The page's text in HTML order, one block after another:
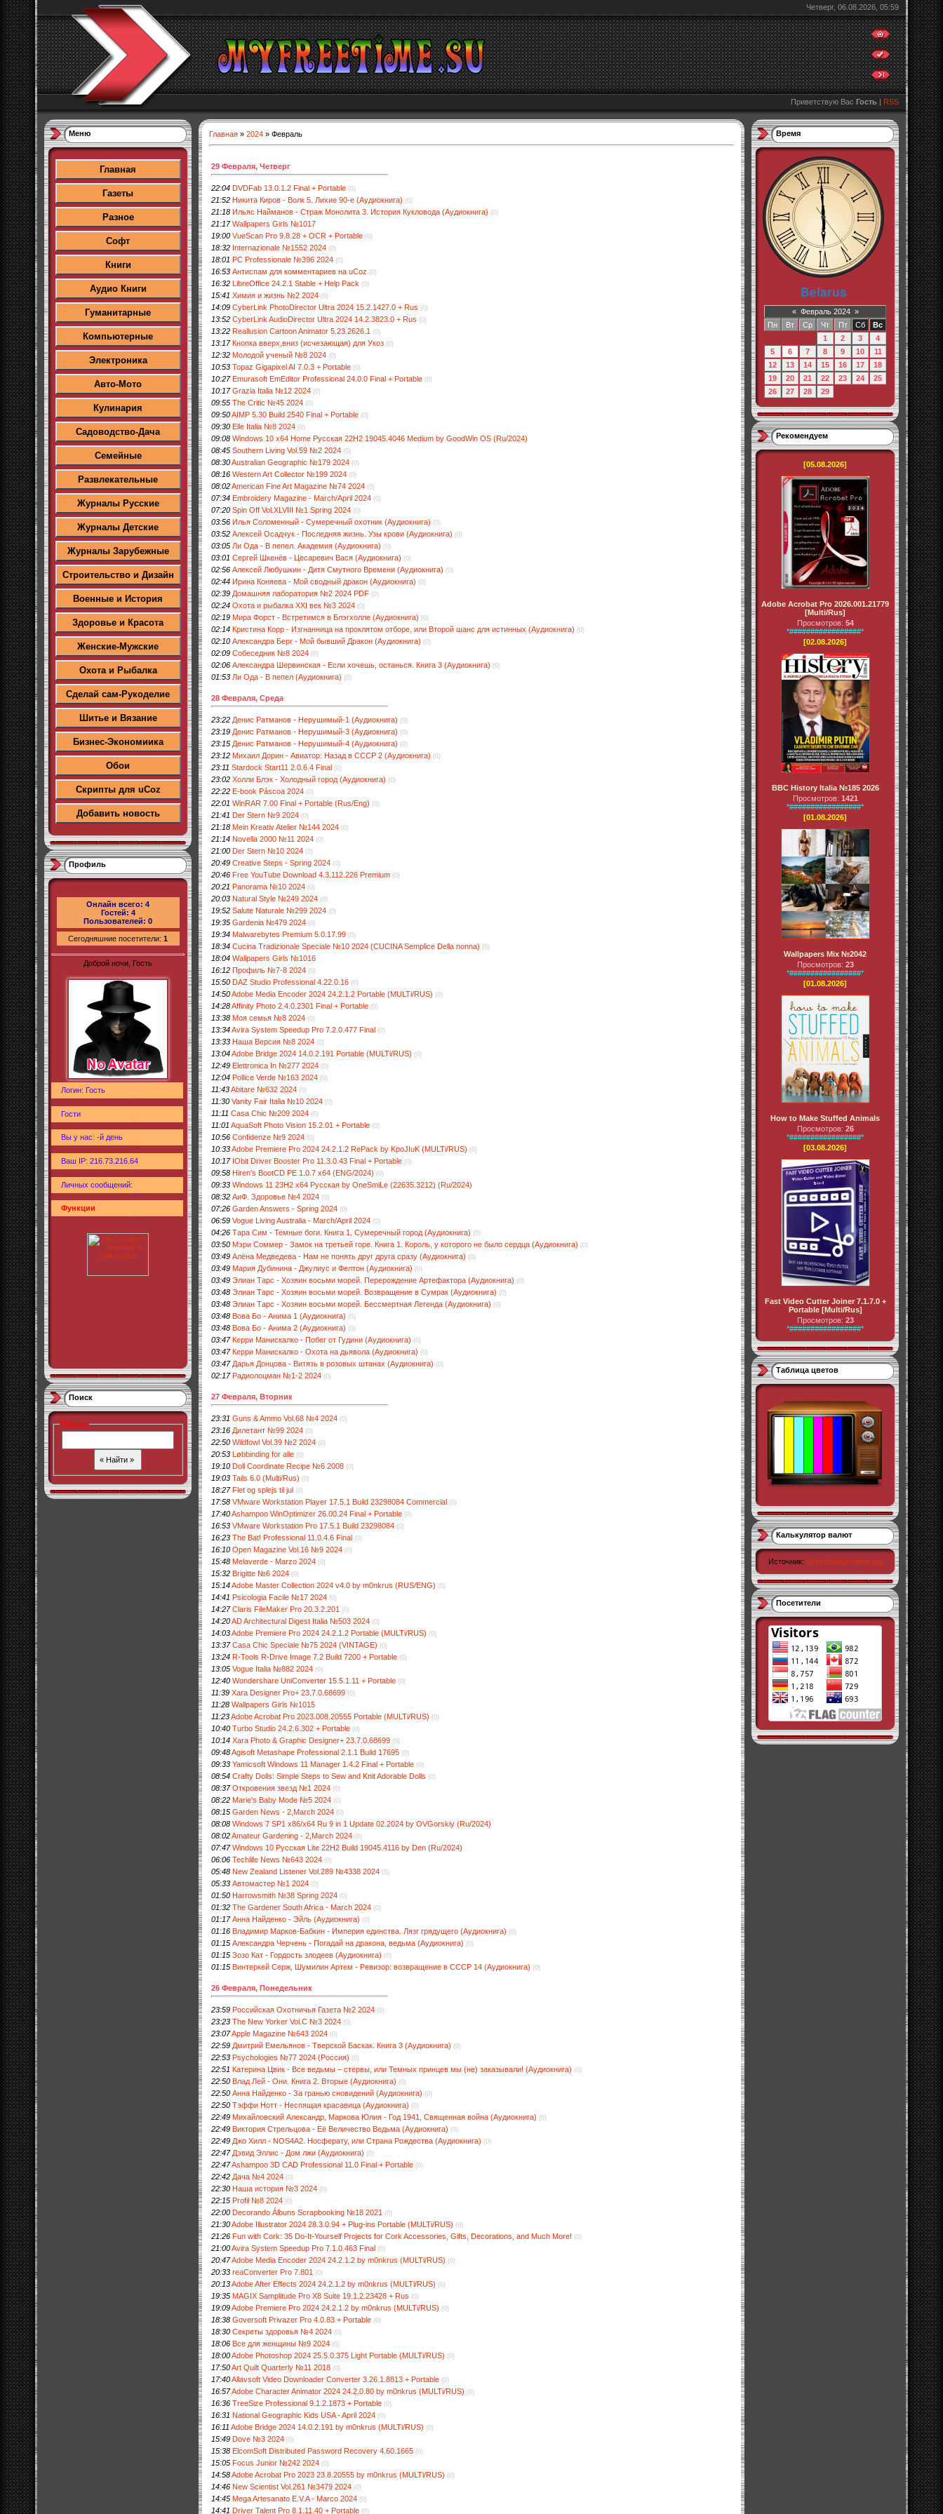
Четверг, 06.08.2026, 05:59
Приветствую Вас Гость | RSS
Меню
Главная
Газеты
Разное
Софт
Книги
Аудио Книги
Гуманитарные
Компьютерные
Электроника
Авто-Мото
Кулинария
Садоводство-Дача
Семейные
Развлекательные
Журналы Русские
Журналы Детские
Журналы Зарубежные
Строительство и Дизайн
Военные и История
Здоровье и Красота
Женские-Мужские
Охота и Рыбалка
Сделай сам-Рукоделие
Шитье и Вязание
Бизнес-Экономиика
Обои
Скрипты для uCoz
Добавить новость
Профиль
Онлайн всего: 4
Гостей: 4
Пользователей: 0
Сегодняшние посетители: 1
Доброй ночи, Гость
Логин: Гость
Гости
Вы у нас: -й день
Ваш IP: 216.73.216.64
Личных сообщений:
Функции
Поиск
Поиск:
Главная » 2024 » Февраль
29 Февраля, Четверг
22:04 DVDFab 13.0.1.2 Final + Portable (0)
21:52 Никита Киров - Волк 5. Лихие 90-е (Аудиокнига) (0)
21:18 Ильяс Найманов - Страж Монолита 3. История Кукловода (Аудиокнига) (0)
21:17 Wallpapers Girls №1017
19:00 VueScan Pro 9.8.28 + OCR + Portable (0)
18:32 Internazionale №1552 2024 (0)
18:01 PC Professionale №396 2024 (0)
16:53 Антиспам для комментариев на uCoz (0)
16:32 LibreOffice 24.2.1 Stable + Help Pack (0)
15:41 Химия и жизнь №2 2024 (0)
14:09 CyberLink PhotoDirector Ultra 2024 15.2.1427.0 + Rus (0)
13:52 CyberLink AudioDirector Ultra 2024 14.2.3823.0 + Rus (0)
13:22 Reallusion Cartoon Animator 5.23.2626.1 (0)
13:17 Кнопка вверх,вниз (исчезающая) для Укоз (0)
12:32 Молодой ученый №8 2024 (0)
10:53 Topaz Gigapixel AI 7.0.3 + Portable (0)
10:27 Emurasoft EmEditor Professional 24.0.0 Final + Portable (0)
10:17 Grazia Italia №12 2024 (0)
09:55 The Critic №45 2024 (0)
09:50AIMP 5.30 Build 2540 Final + Portable (0)
09:30 Elle Italia №8 2024 (0)
09:08 Windows 10 x64 Home Русская 22H2 19045.4046 Medium by GoodWin OS (Ru/2024)
08:45 Southern Living Vol.59 №2 2024 (0)
08:30Australian Geographic №179 2024 (0)
08:16 Western Art Collector №199 2024 (0)
08:02American Fine Art Magazine №74 2024 (0)
07:34 Embroidery Magazine - March/April 2024 (0)
07:20 Spin Off Vol.XLVIII №1 Spring 2024 (0)
03:56 Илья Соломенный - Сумеречный охотник (Аудиокнига) (0)
03:52 Алексей Осадчук - Последняя жизнь. Узы крови (Аудиокнига) (0)
03:05 Ли Ода - В пепел. Академия (Аудиокнига) (0)
03:01 Сергей Шкенёв - Цесаревич Вася (Аудиокнига) (0)
02:56 Алексей Любушкин - Дитя Смутного Времени (Аудиокнига) (0)
02:44 Ирина Коняева - Мой сводный дракон (Аудиокнига) (0)
02:39 Домашняя лаборатория №2 2024 PDF (0)
02:24 Охота и рыбалка ХХI век №3 2024 (0)
02:19 Мира Форст - Встретимся в Блэгхолле (Аудиокнига) (0)
02:14 Кристина Корр - Изгнанница на проклятом отборе, или Второй шанс для истинных (Аудиокнига) (0)
02:10 Александра Берг - Мой бывший Дракон (Аудиокнига) (0)
02:09 Собеседник №8 2024 (0)
02:06 Александра Шервинская - Если хочешь, останься. Книга 3 (Аудиокнига) (0)
01:53 Ли Ода - В пепел (Аудиокнига) (0)
28 Февраля, Среда
23:22 Денис Ратманов - Нерушимый-1 (Аудиокнига) (0)
23:19 Денис Ратманов - Нерушимый-3 (Аудиокнига) (0)
23:15 Денис Ратманов - Нерушимый-4 (Аудиокнига) (0)
23:12 Михаил Дорин - Авиатор: Назад в СССР 2 (Аудиокнига) (0)
23:11 Stardock Start11 2.0.6.4 Final (0)
23:02 Холли Блэк - Холодный город (Аудиокнига) (0)
22:22 E-book Páscoa 2024 (0)
22:01 WinRAR 7.00 Final + Portable (Rus/Eng) (0)
21:41 Der Stern №9 2024 (0)
21:18 Mein Kreativ Atelier №144 2024 (0)
21:14 Novella 2000 №11 2024 (0)
21:00 Der Stern №10 2024 (0)
20:49 Creative Steps - Spring 2024 (0)
20:46 Free YouTube Download 4.3.112.226 Premium (0)
20:21 Panorama №10 2024 (0)
20:03 Natural Style №249 2024 (0)
19:52 Salute Naturale №299 2024 (0)
19:35 Gardenia №479 2024 (0)
19:34 Malwarebytes Premium 5.0.17.99 (0)
18:34 Cucina Tradizionale Speciale №10 2024 (CUCINA Semplice Della nonna) (0)
18:04 Wallpapers Girls №1016
16:12 Профиль №7-8 2024 (0)
15:50 DAZ Studio Professional 4.22.0.16 (0)
14:50Adobe Media Encoder 2024 24.2.1.2 Portable (MULTi/RUS) (0)
14:28Affinity Photo 2.4.0.2301 Final + Portable (0)
13:38 Моя семья №8 2024 (0)
13:34Avira System Speedup Pro 7.2.0.477 Final (0)
13:33 Наша Версия №8 2024 (0)
13:04Adobe Bridge 2024 14.0.2.191 Portable (MULTi/RUS) (0)
12:49 Elettronica In №277 2024 (0)
12:04 Pollice Verde №163 2024 (0)
11:43Abitare №632 2024 (0)
11:30 Vanity Fair Italia №10 2024 (0)
11:11 Casa Chic №209 2024 (0)
11:01 AquaSoft Photo Vision 15.2.01 + Portable (0)
10:56 Confidenze №9 2024 (0)
10:33Adobe Premiere Pro 2024 24.2.1.2 RePack by KpoJIuK (MULTi/RUS) (0)
10:17 IObit Driver Booster Pro 11.3.0.43 Final + Portable (0)
09:58 Hiren’s BootCD PE 1.0.7 x64 (ENG/2024) (0)
09:33 Windows 11 23H2 x64 Русская by OneSmiLe (22635.3212) (Ru/2024)
08:32 АиФ. Здоровье №4 2024 (0)
07:26 Garden Answers - Spring 2024 (0)
06:59 Vogue Living Australia - March/April 2024 (0)
04:26 Тара Сим - Темные боги. Книга 1. Сумеречный город (Аудиокнига) (0)
03:50 Мэри Соммер - Замок на третьей горе. Книга 1. Король, у которого не было сердца (Аудиокнига) (0)
03:49 Алёна Медведева - Нам не понять друг друга сразу (Аудиокнига) (0)
03:49 Мария Дубинина - Джулиус и Фелтон (Аудиокнига) (0)
03:49 Элиан Тарс - Хозяин восьми морей. Перерождение Артефактора (Аудиокнига) (0)
03:48 Элиан Тарс - Хозяин восьми морей. Возвращение в Сумрак (Аудиокнига) (0)
03:48 Элиан Тарс - Хозяин восьми морей. Бессмертная Легенда (Аудиокнига) (0)
03:48 Вова Бо - Анима 1 (Аудиокнига) (0)
03:48 Вова Бо - Анима 2 (Аудиокнига) (0)
03:47 Керри Манискалко - Побег от Гудини (Аудиокнига) (0)
03:47 Керри Манискалко - Охота на дьявола (Аудиокнига) (0)
03:47 Дарья Донцова - Витязь в розовых штанах (Аудиокнига) (0)
02:17 Радиолоцман №1-2 2024 (0)
27 Февраля, Вторник
23:31 Guns & Ammo Vol.68 №4 2024 (0)
23:16 Дилетант №99 2024 (0)
22:50 Wildfowl Vol.39 №2 2024 (0)
20:53 Løbbinding for alle (0)
19:10 Doll Coordinate Recipe №6 2008 (0)
19:03 Tails 6.0 (Multi/Rus) (0)
18:27 Flet og splejs til jul (0)
17:58 VMware Workstation Player 17.5.1 Build 23298084 Commercial (0)
17:40Ashampoo WinOptimizer 26.00.24 Final + Portable (0)
16:53 VMware Workstation Pro 17.5.1 Build 23298084 (0)
16:23 The Bat! Professional 11.0.4.6 Final (0)
16:10 Open Magazine Vol.16 №9 2024 (0)
15:48 Melaverde - Marzo 2024 (0)
15:32 Brigitte №6 2024 (0)
15:14Adobe Master Collection 2024 v4.0 by m0nkrus (RUS/ENG) (0)
14:41 Psicologia Facile №17 2024 (0)
14:27 Claris FileMaker Pro 20.3.2.201 (0)
14:20AD Architectural Digest Italia №503 2024 (0)
14:03Adobe Premiere Pro 2024 24.2.1.2 Portable (MULTi/RUS) (0)
13:37 Casa Chic Speciale №75 2024 (VINTAGE) (0)
13:24 R-Tools R-Drive Image 7.2 Build 7200 + Portable (0)
13:05 Vogue Italia №882 2024 (0)
12:40 Wondershare UniConverter 15.5.1.11 + Portable (0)
11:39 Xara Designer Pro+ 23.7.0.68699 (0)
11:28 Wallpapers Girls №1015
11:23Adobe Acrobat Pro 2023.008.20555 Portable (MULTi/RUS) (0)
10:40 Turbo Studio 24.2.6.302 + Portable (0)
10:14 Xara Photo & Graphic Designer+ 23.7.0.68699 (0)
09:48Agisoft Metashape Professional 2.1.1 Build 17695 (0)
09:33 Yamicsoft Windows 11 Manager 1.4.2 Final + Portable (0)
08:54 Crafty Dolls: Simple Steps to Sew and Knit Adorable Dolls (0)
08:37 Откровения звезд №1 2024 (0)
08:22 Marie's Baby Mode №5 2024 (0)
08:15 Garden News - 2,March 2024 (0)
08:08 Windows 7 SP1 x86/x64 Ru 9 in 1 Update 02.2024 by OVGorskiy (Ru/2024)
08:02Amateur Gardening - 2,March 2024 (0)
07:47 Windows 10 Русская Lite 22H2 Build 19045.4116 by Den (Ru/2024)
06:06 Techlife News №643 2024 (0)
05:48 New Zealand Listener Vol.289 №4338 2024 (0)
05:33 Автомастер №1 2024 (0)
01:50 Harrowsmith №38 Spring 2024 (0)
01:32 The Gardener South Africa - March 2024 (0)
01:17 Анна Найденко - Эйль (Аудиокнига) (0)
01:16 Владимир Марков-Бабкин - Империя единства. Лязг грядущего (Аудиокнига) (0)
01:15 Александра Черчень - Погадай на дракона, ведьма (Аудиокнига) (0)
01:15 Зозо Кат - Гордость злодеев (Аудиокнига) (0)
01:15 Винтеркей Серж, Шумилин Артем - Ревизор: возвращение в СССР 14 (Аудиокнига) (0)
26 Февраля, Понедельник
23:59 Российская Охотничья Газета №2 2024 (0)
23:23 The New Yorker Vol.C №3 2024 (0)
23:07Apple Magazine №643 2024 (0)
22:59 Дмитрий Емельянов - Тверской Баскак. Книга 3 (Аудиокнига) (0)
22:53 Psychologies №77 2024 (Россия) (0)
22:51 Катерина Цвик - Все ведьмы – стервы, или Темных принцев мы (не) заказывали! (Аудиокнига) (0)
22:50 Влад Лей - Они. Книга 2. Вторые (Аудиокнига) (0)
22:50 Анна Найденко - За гранью сновидений (Аудиокнига) (0)
22:50 Тэффи Нотт - Неспящая красавица (Аудиокнига) (0)
22:49 Михайловский Александр, Маркова Юлия - Год 1941, Священная война (Аудиокнига) (0)
22:49 Виктория Стрельцова - Её Величество Ведьма (Аудиокнига) (0)
22:49 Джо Хилл - NOS4A2. Носферату, или Страна Рождества (Аудиокнига) (0)
22:47 Дэвид Эллис - Дом лжи (Аудиокнига) (0)
22:47Ashampoo 3D CAD Professional 11.0 Final + Portable (0)
22:42 Дача №4 2024 (0)
22:30 Наша история №3 2024 (0)
22:15 Profil №8 2024 (0)
22:00 Decorando Álbuns Scrapbooking №18 2021 (0)
21:30Adobe Illustrator 2024 28.3.0.94 + Plug-ins Portable (MULTi/RUS) (0)
21:26 Fun with Cork: 35 Do-It-Yourself Projects for Cork Accessories, Gifts, Decorations, and Much More! (0)
21:00Avira System Speedup Pro 7.1.0.463 Final (0)
20:47Adobe Media Encoder 2024 24.2.1.2 by m0nkrus (MULTi/RUS) (0)
20:33 reaConverter Pro 7.801 (0)
20:13Adobe After Effects 2024 24.2.1.2 by m0nkrus (MULTi/RUS) (0)
19:35 MAGIX Samplitude Pro X8 Suite 19.1.2.23428 + Rus (0)
19:09Adobe Premiere Pro 2024 24.2.1.2 by m0nkrus (MULTi/RUS) (0)
18:38 Goversoft Privazer Pro 4.0.83 + Portable (0)
18:30 Секреты здоровья №4 2024 (0)
18:06 Все для женщины №9 2024 (0)
18:00Adobe Photoshop 2024 25.5.0.375 Light Portable (MULTi/RUS) (0)
17:50Art Quilt Quarterly №11 2018 (0)
17:40Allavsoft Video Downloader Converter 3.26.1.8813 + Portable (0)
16:57Adobe Character Animator 2024 24.2.0.80 by m0nkrus (MULTi/RUS) (0)
16:36 TreeSize Professional 9.1.2.1873 + Portable (0)
16:31 National Geographic Kids USA - April 2024 (0)
16:11 Adobe Bridge 2024 14.0.2.191 by m0nkrus (MULTi/RUS) (0)
15:49 Dove №3 2024 (0)
15:38 ElcomSoft Distributed Password Recovery 4.60.1665 (0)
15:05 Focus Junior №242 2024 (0)
14:58Adobe Acrobat Pro 2023 23.8.20555 by m0nkrus (MULTi/RUS) (0)
14:46 New Scientist Vol.261 №3479 2024 (0)
14:45 Mega Artesanato E.V.A - Marco 2024 (0)
14:41 Driver Talent Pro 8.1.11.40 + Portable (0)
Время
« Февраль 2024 »
Пн
Вт Ср Чт Пт Сб
Вс
1
2 3
4
5
6 7 8 9 10
11
12
13 14 15 16 17
18
19
20 21 22 23 24
25
26
27 28 29
Рекомендуем
[05.08.2026]
Adobe Acrobat Pro 2026.001.21779
[Multi/Rus]
Просмотров: 54
*#################*
[02.08.2026]
BBC History Italia №185 2026
Просмотров: 1421
*#################*
[01.08.2026]
Wallpapers Mix №2042
Просмотров: 23
*#################*
[01.08.2026]
How to Make Stuffed Animals
Просмотров: 26
*#################*
[03.08.2026]
Fast Video Cutter Joiner 7.1.7.0 +
Portable [Multi/Rus]
Просмотров: 23
*#################*
Таблица цветов
Калькулятор валют
Источник: ru.exchange-rates.org
Посетители